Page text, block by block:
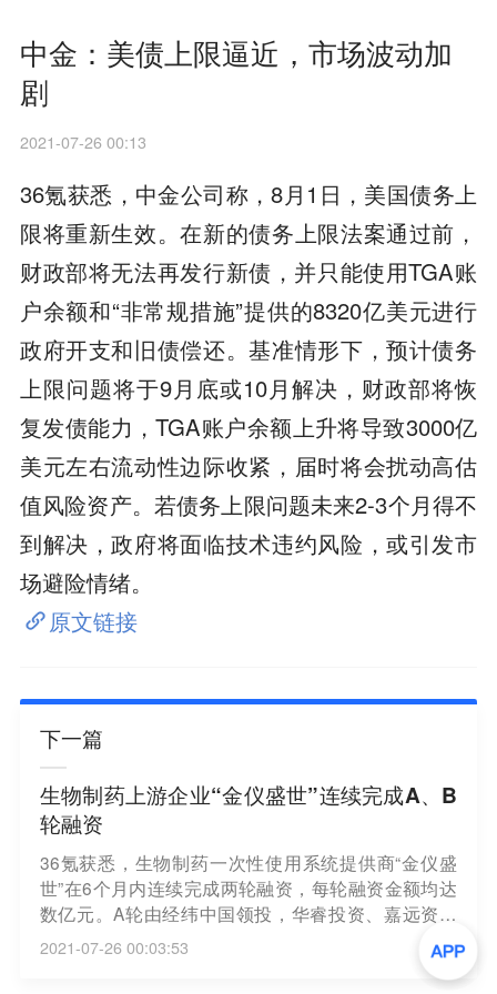
中金：美债上限逼近，市场波动加
剧
2021-07-26 00:13
36氪获悉，中金公司称，8月1日，美国债务上
限将重新生效。在新的债务上限法案通过前，
财政部将无法再发行新债，并只能使用TGA账
户余额和“非常规措施”提供的8320亿美元进行
政府开支和旧债偿还。基准情形下，预计债务
上限问题将于9月底或10月解决，财政部将恢
复发债能力，TGA账户余额上升将导致3000亿
美元左右流动性边际收紧，届时将会扰动高估
值风险资产。若债务上限问题未来2-3个月得不
到解决，政府将面临技术违约风险，或引发市
场避险情绪。
原文链接
下一篇
生物制药上游企业“金仪盛世”连续完成A、B
轮融资
36氪获悉，生物制药一次性使用系统提供商“金仪盛
世”在6个月内连续完成两轮融资，每轮融资金额均达
数亿元。A轮由经纬中国领投，华睿投资、嘉远资本
跟投；B轮由招银国际资本领投，夏尔巴、中信医疗
基金、建发新兴投资等医疗基金跟投，A轮机构股东
2021-07-26 00:03:53